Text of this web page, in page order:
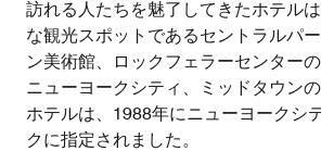
訪れる人たちを魅了してきたホテル
な観光スポットであるセントラルパ
ン美術館、ロックフェラーセンター
ニューヨークシティ、ミッドタウン
ホテルは、1988年にニューヨークシ
クに指定されました。